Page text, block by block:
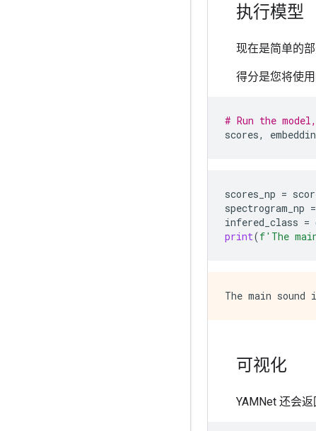
执行模型
现在是简单的
得分是您将使
# Run the
scores,
scores_np =
spectrogram_np =
infered_class =
print(f'The
可视化
YAMNet 还会